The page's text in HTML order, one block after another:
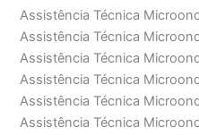
Assistência Técnica
Assistência Técnica
Assistência Técnica
Assistência Técnica
Assistência Técnica
Assistência Técnica